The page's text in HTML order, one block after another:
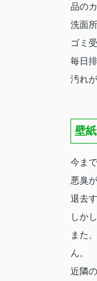
品の
洗面
ゴミ
毎日
汚れ
壁
今ま
悪臭
退去
しか
また
ん。
近隣